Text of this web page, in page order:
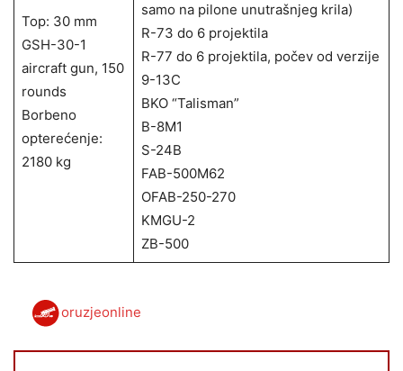
Top: 30 mm
GSH-30-1
aircraft gun, 150
rounds
Borbeno
opterećenje:
2180 kg
samo na pilone unutrašnjeg krila)
R-73 do 6 projektila
R-77 do 6 projektila, počev od verzije
9-13C
BKO “Talisman”
B-8M1
S-24B
FAB-500M62
OFAB-250-270
KMGU-2
ZB-500
oruzjeonline